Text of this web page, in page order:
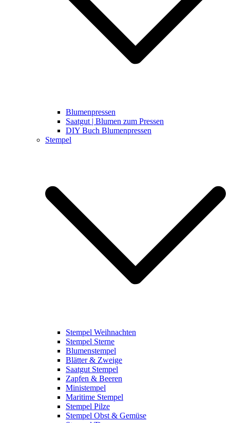
Blumenpressen
Saatgut | Blumen zum Pressen
DIY Buch Blumenpressen
Stempel
Stempel Weihnachten
Stempel Sterne
Blumenstempel
Blätter & Zweige
Saatgut Stempel
Zapfen & Beeren
Ministempel
Maritime Stempel
Stempel Pilze
Stempel Obst & Gemüse